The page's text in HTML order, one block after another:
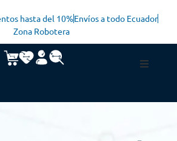
hasta del 10%Envíos a todo Ecuador
Zona Robotera